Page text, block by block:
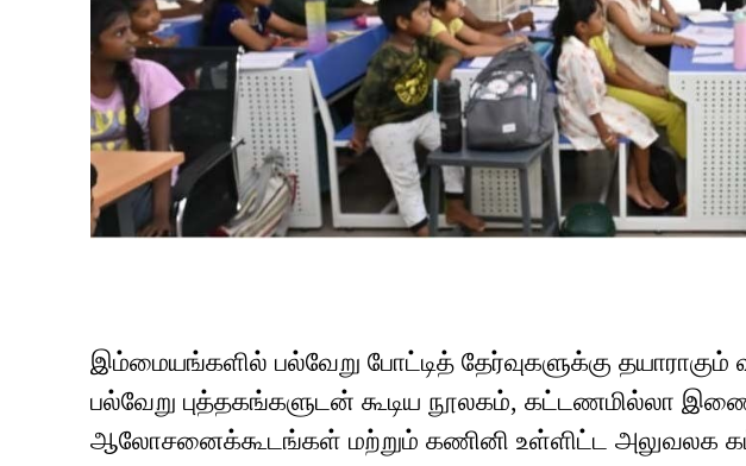
இம்மையங்களில் பல்வேறு போட்டித் தேர்வுகளுக்கு தயாராகும்
பல்வேறு புத்தகங்களுடன் கூடிய நூலகம், கட்டணமில்லா
ஆலோசனைக்கூடங்கள் மற்றும் கணினி உள்ளிட்ட அலுவலக